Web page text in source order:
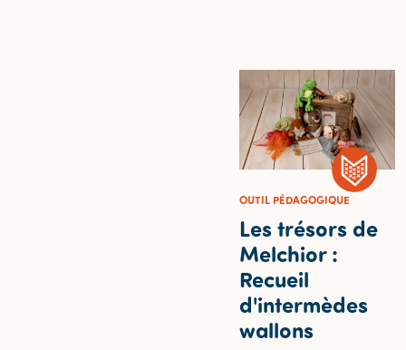
OUTIL PÉDAGOGIQUE
Les trésors de
Melchior :
Recueil
d'intermèdes
wallons